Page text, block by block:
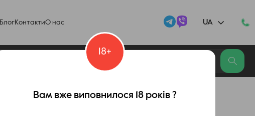
БлогКонтактиО нас UA
Набор Chaser YOU and ME
18+
Вам вже виповнилося 18 років ?